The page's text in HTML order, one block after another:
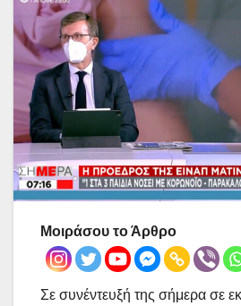
Μοιράσου το Άρθρο
Σε συνέντευξή της σήμερα σε